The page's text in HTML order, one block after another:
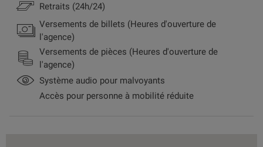
Retraits (24h/24)
Versements de billets (Heures d'ouverture de
l'agence)
Versements de pièces (Heures d'ouverture de
l'agence)
Système audio pour malvoyants
Accès pour personne à mobilité réduite